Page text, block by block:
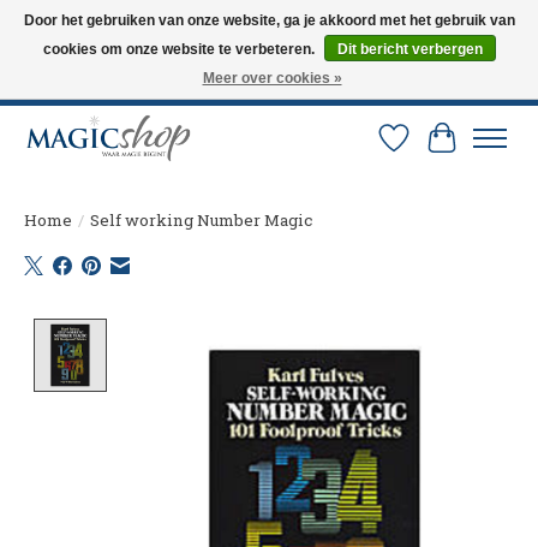
Altijd de nieuwste trucs op voorraad. Snelle verzending via PostNL en DHL.
Langskomen in onze winkel? Bel of mail om een afspraak te maken. 0251-
Verlanglijst
Home / Self working Number Magic
Door het gebruiken van onze website, ga je akkoord met het gebruik van
cookies om onze website te verbeteren.
Dit bericht verbergen
Meer over cookies »